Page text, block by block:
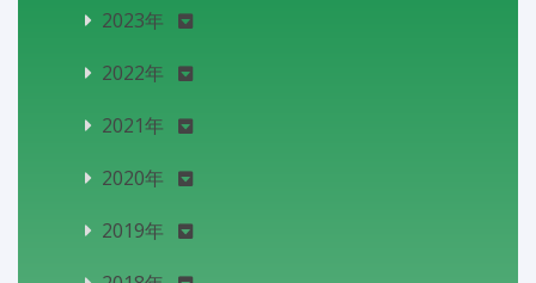
2023年
2022年
2021年
2020年
2019年